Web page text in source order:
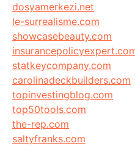
dosyamerkezi.net
le-surrealisme.com
showcasebeauty.com
statkeycompany.com
carolinadeckbuilders.com
topinvestingblog.com
top50tools.com
the-rep.com
saltyfranks.com